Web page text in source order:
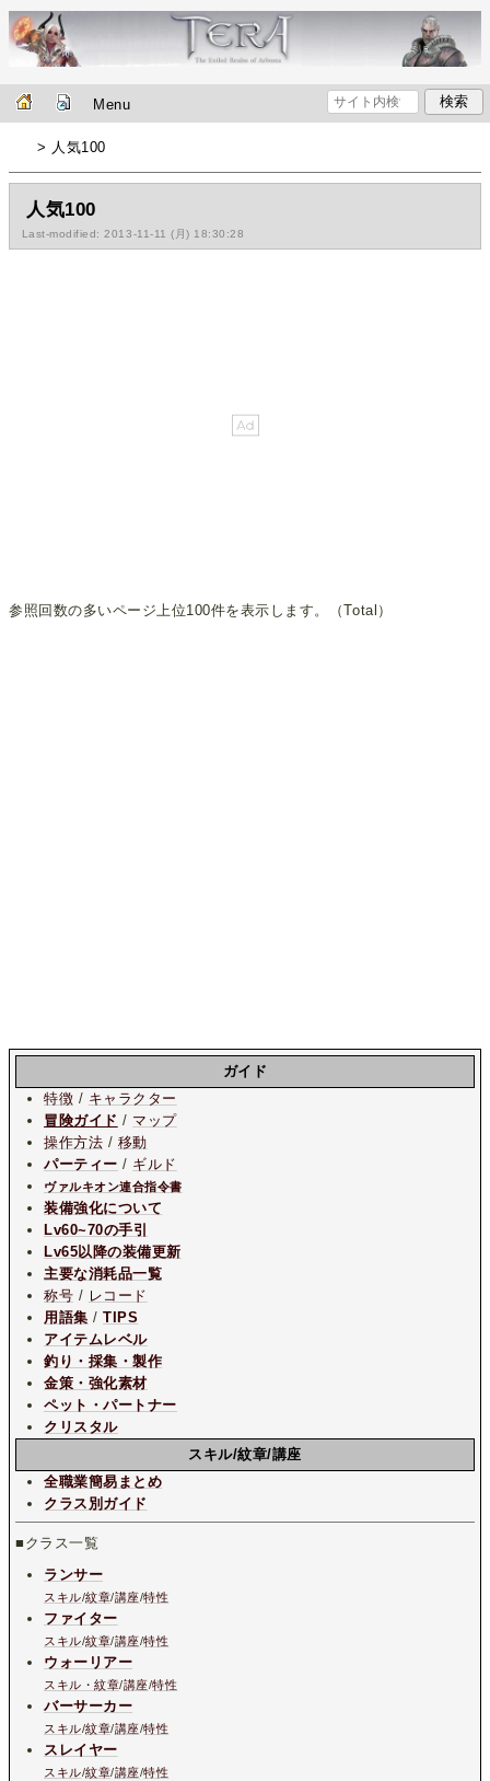
Menu
> 人気100
人気100
Last-modified: 2013-11-11 (月) 18:30:28
参照回数の多いページ上位100件を表示します。（Total）
ガイド
特徴 / キャラクター
冒険ガイド / マップ
操作方法 / 移動
パーティー / ギルド
ヴァルキオン連合指令書
装備強化について
Lv60~70の手引
Lv65以降の装備更新
主要な消耗品一覧
称号 / レコード
用語集 /TIPS
アイテムレベル
釣り・採集・製作
金策・強化素材
ペット・パートナー
クリスタル
スキル/紋章/講座
全職業簡易まとめ
クラス別ガイド
■クラス一覧
ランサー
スキル/紋章/講座/特性
ファイター
スキル/紋章/講座/特性
ウォーリアー
スキル・紋章/講座/特性
バーサーカー
スキル/紋章/講座/特性
スレイヤー
スキル/紋章/講座/特性